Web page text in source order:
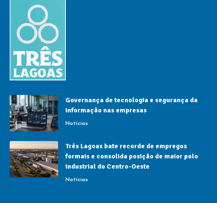
Governança de tecnologia e segurança da
informação nas empresas
Notícias
Três Lagoas bate recorde de empregos
formais e consolida posição de maior polo
industrial do Centro-Oeste
Notícias